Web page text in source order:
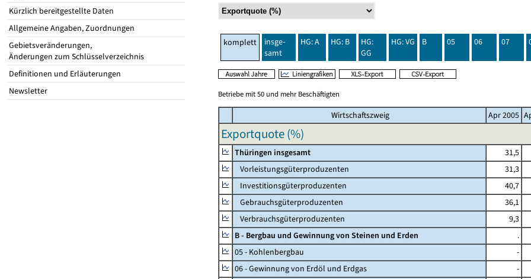
Kürzlich bereitgestellte Daten
Allgemeine Angaben, Zuordnungen
Gebietsveränderungen,
Änderungen zum Schlüsselverzeichnis
Definitionen und Erläuterungen
Newsletter
komplett
insge-
samt
HG: A HG: B
HG:
GG
HG: VG B 05 06 07
Betriebe mit 50 und mehr Beschäftigten
Wirtschaftszweig Apr 2005
Exportquote (%)
Thüringen insgesamt 31,5
Vorleistungsgüterproduzenten
31,3
Investitionsgüterproduzenten
40,7
Gebrauchsgüterproduzenten
36,1
Verbrauchsgüterproduzenten
9,3
B - Bergbau und Gewinnung von Steinen und Erden
.
05 - Kohlenbergbau
-
06 - Gewinnung von Erdöl und Erdgas
-